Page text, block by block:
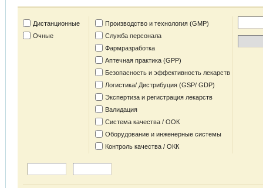
Дистанционные
Очные
Производство и технология (GMP)
Служба персонала
Фармразработка
Аптечная практика (GPP)
Безопасность и эффективность лекарств
Логистика/ Дистрибуция (GSP/ GDP)
Экспертиза и регистрация лекарств
Валидация
Система качества / ООК
Оборудование и инженерные системы
Контроль качества / ОКК